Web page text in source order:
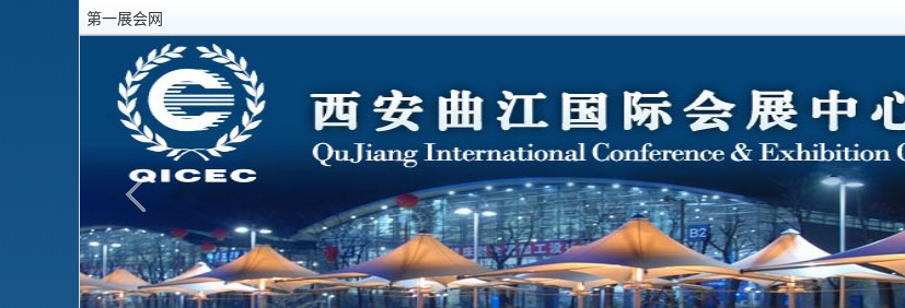
第一展会网